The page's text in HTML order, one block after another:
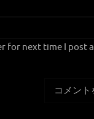
for next time I post a